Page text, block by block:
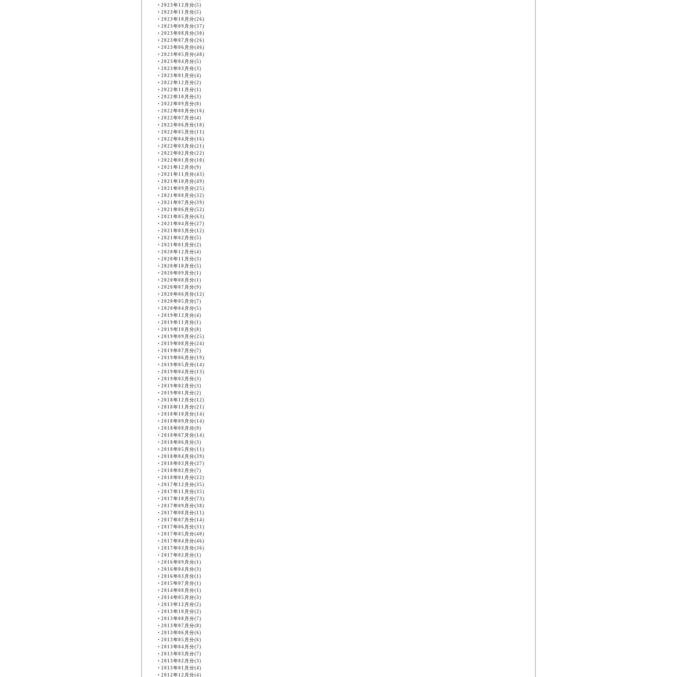
・ 2023年12月分(5)
・ 2023年11月分(5)
・ 2023年10月分(26)
・ 2023年09月分(37)
・ 2023年08月分(30)
・ 2023年07月分(26)
・ 2023年06月分(46)
・ 2023年05月分(48)
・ 2023年04月分(5)
・ 2023年03月分(3)
・ 2023年01月分(4)
・ 2022年12月分(2)
・ 2022年11月分(1)
・ 2022年10月分(3)
・ 2022年09月分(8)
・ 2022年08月分(16)
・ 2022年07月分(4)
・ 2022年06月分(10)
・ 2022年05月分(11)
・ 2022年04月分(16)
・ 2022年03月分(21)
・ 2022年02月分(22)
・ 2022年01月分(10)
・ 2021年12月分(9)
・ 2021年11月分(43)
・ 2021年10月分(49)
・ 2021年09月分(25)
・ 2021年08月分(32)
・ 2021年07月分(39)
・ 2021年06月分(52)
・ 2021年05月分(63)
・ 2021年04月分(27)
・ 2021年03月分(12)
・ 2021年02月分(5)
・ 2021年01月分(2)
・ 2020年12月分(4)
・ 2020年11月分(3)
・ 2020年10月分(5)
・ 2020年09月分(1)
・ 2020年08月分(1)
・ 2020年07月分(9)
・ 2020年06月分(12)
・ 2020年05月分(7)
・ 2020年04月分(5)
・ 2019年12月分(4)
・ 2019年11月分(1)
・ 2019年10月分(8)
・ 2019年09月分(25)
・ 2019年08月分(24)
・ 2019年07月分(7)
・ 2019年06月分(19)
・ 2019年05月分(14)
・ 2019年04月分(13)
・ 2019年03月分(3)
・ 2019年02月分(3)
・ 2019年01月分(2)
・ 2018年12月分(12)
・ 2018年11月分(21)
・ 2018年10月分(14)
・ 2018年09月分(14)
・ 2018年08月分(9)
・ 2018年07月分(14)
・ 2018年06月分(3)
・ 2018年05月分(11)
・ 2018年04月分(39)
・ 2018年03月分(27)
・ 2018年02月分(7)
・ 2018年01月分(22)
・ 2017年12月分(35)
・ 2017年11月分(35)
・ 2017年10月分(73)
・ 2017年09月分(38)
・ 2017年08月分(11)
・ 2017年07月分(14)
・ 2017年06月分(31)
・ 2017年05月分(40)
・ 2017年04月分(46)
・ 2017年03月分(36)
・ 2017年02月分(1)
・ 2016年09月分(1)
・ 2016年04月分(3)
・ 2016年03月分(1)
・ 2015年07月分(1)
・ 2014年08月分(1)
・ 2014年05月分(3)
・ 2013年12月分(2)
・ 2013年10月分(2)
・ 2013年08月分(7)
・ 2013年07月分(8)
・ 2013年06月分(6)
・ 2013年05月分(6)
・ 2013年04月分(7)
・ 2013年03月分(7)
・ 2013年02月分(3)
・ 2013年01月分(4)
・ 2012年12月分(4)